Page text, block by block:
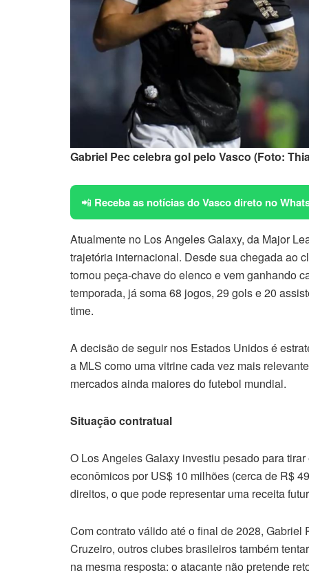
Gabriel Pec celebra gol pelo Vasco (Foto:
📲 Receba as notícias do Vasco direto no
Atualmente no Los Angeles Galaxy, da Major
trajetória internacional. Desde sua chegada ao
tornou peça-chave do elenco e vem ganhando
temporada, já soma 68 jogos, 29 gols e 20
time.
A decisão de seguir nos Estados Unidos é
a MLS como uma vitrine cada vez mais
mercados ainda maiores do futebol mundial.
Situação contratual
O Los Angeles Galaxy investiu pesado para
econômicos por US$ 10 milhões (cerca de R$
direitos, o que pode representar uma receita
Com contrato válido até o final de 2028,
Cruzeiro, outros clubes brasileiros também
na mesma resposta: o atacante não pretende